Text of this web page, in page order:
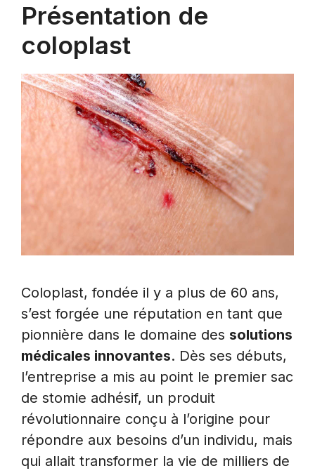
Présentation de
coloplast
Coloplast, fondée il y a plus de 60 ans,
s’est forgée une réputation en tant que
pionnière dans le domaine des solutions
médicales innovantes. Dès ses débuts,
l’entreprise a mis au point le premier sac
de stomie adhésif, un produit
révolutionnaire conçu à l’origine pour
répondre aux besoins d’un individu, mais
qui allait transformer la vie de milliers de